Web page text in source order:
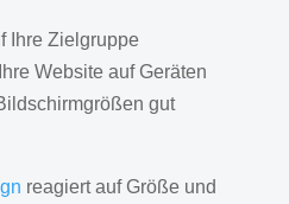
Ihre Zielgruppe
Website auf Geräten
gut
reagiert auf Größe und